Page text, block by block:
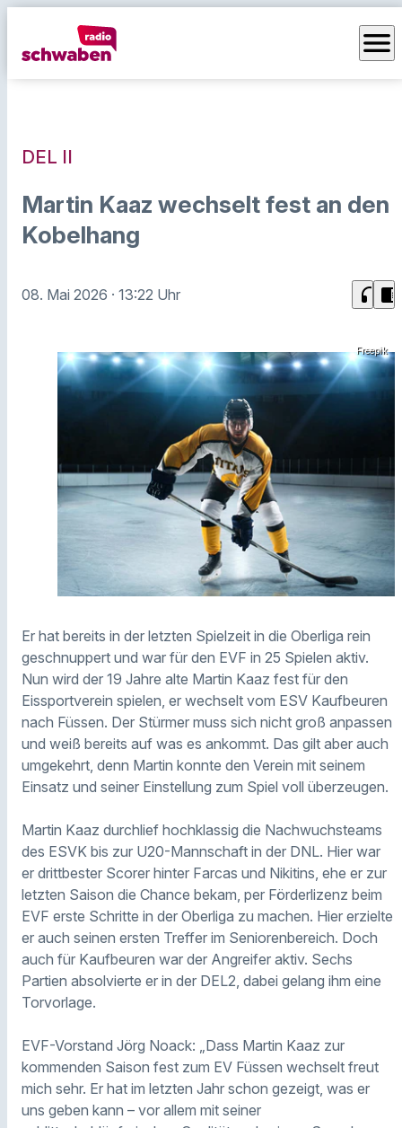
menu
DEL II
Martin Kaaz wechselt fest an den
Kobelhang
08. Mai 2026 · 13:22 Uhr headphones chrome_reader_mode
Freepik
Er hat bereits in der letzten Spielzeit in die Oberliga rein
geschnuppert und war für den EVF in 25 Spielen aktiv.
Nun wird der 19 Jahre alte Martin Kaaz fest für den
Eissportverein spielen, er wechselt vom ESV Kaufbeuren
nach Füssen. Der Stürmer muss sich nicht groß anpassen
und weiß bereits auf was es ankommt. Das gilt aber auch
umgekehrt, denn Martin konnte den Verein mit seinem
Einsatz und seiner Einstellung zum Spiel voll überzeugen.
Martin Kaaz durchlief hochklassig die Nachwuchsteams
des ESVK bis zur U20-Mannschaft in der DNL. Hier war
er drittbester Scorer hinter Farcas und Nikitins, ehe er zur
letzten Saison die Chance bekam, per Förderlizenz beim
EVF erste Schritte in der Oberliga zu machen. Hier erzielte
er auch seinen ersten Treffer im Seniorenbereich. Doch
auch für Kaufbeuren war der Angreifer aktiv. Sechs
Partien absolvierte er in der DEL2, dabei gelang ihm eine
Torvorlage.
EVF-Vorstand Jörg Noack: „Dass Martin Kaaz zur
kommenden Saison fest zum EV Füssen wechselt freut
mich sehr. Er hat im letzten Jahr schon gezeigt, was er
uns geben kann – vor allem mit seiner